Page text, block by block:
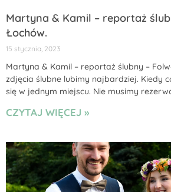
Martyna & Kamil – reportaż
Łochów.
15 stycznia, 2023
Martyna & Kamil – reportaż ślubny –
zdjęcia ślubne lubimy najbardziej. Kiedy
się w jednym miejscu. Nie musimy
CZYTAJ WIĘCEJ »